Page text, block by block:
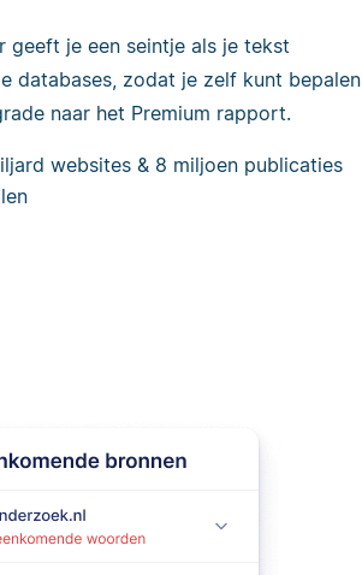
geeft je een seintje als je tekst
databases, zodat je zelf kunt bepalen
naar het Premium rapport.
websites & 8 miljoen publicaties